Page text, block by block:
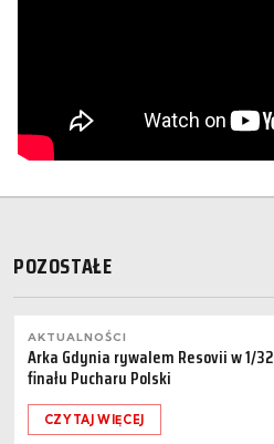
POZOSTAŁE
AKTUALNOŚCI
Arka Gdynia rywalem Resovii w 1/32
finału Pucharu Polski
CZYTAJ WIĘCEJ